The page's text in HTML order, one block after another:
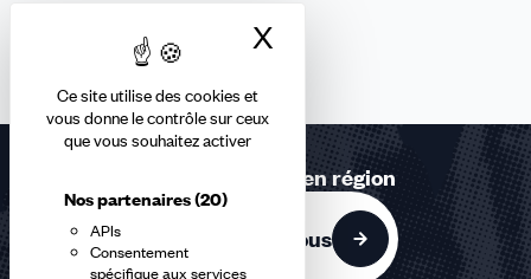
Ce site utilise des cookies et
vous donne le contrôle sur ceux
que vous souhaitez activer
Nos partenaires(20)
APIs
Consentement
spécifique aux services
X
Retrouvez-nous en région
Contactez-nous